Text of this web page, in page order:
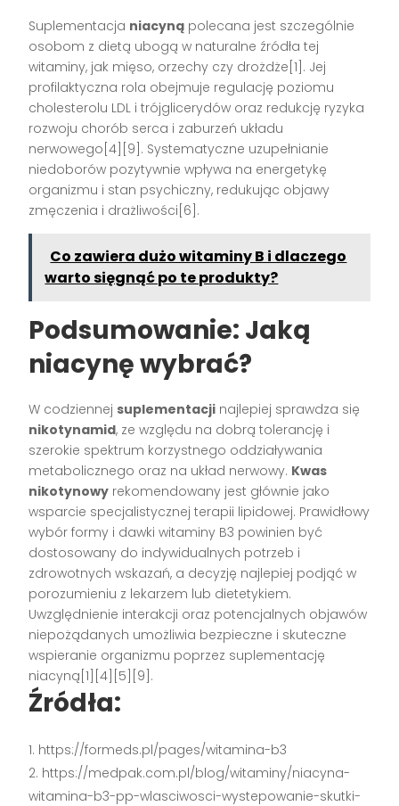
Suplementacja niacyną polecana jest szczególnie
osobom z dietą ubogą w naturalne źródła tej
witaminy, jak mięso, orzechy czy drożdże[1]. Jej
profilaktyczna rola obejmuje regulację poziomu
cholesterolu LDL i trójglicerydów oraz redukcję ryzyka
rozwoju chorób serca i zaburzeń układu
nerwowego[4][9]. Systematyczne uzupełnianie
niedoborów pozytywnie wpływa na energetykę
organizmu i stan psychiczny, redukując objawy
zmęczenia i drażliwości[6].
Co zawiera dużo witaminy B i dlaczego
warto sięgnąć po te produkty?
Podsumowanie: Jaką
niacynę wybrać?
W codziennej suplementacji najlepiej sprawdza się
nikotynamid, ze względu na dobrą tolerancję i
szerokie spektrum korzystnego oddziaływania
metabolicznego oraz na układ nerwowy. Kwas
nikotynowy rekomendowany jest głównie jako
wsparcie specjalistycznej terapii lipidowej. Prawidłowy
wybór formy i dawki witaminy B3 powinien być
dostosowany do indywidualnych potrzeb i
zdrowotnych wskazań, a decyzję najlepiej podjąć w
porozumieniu z lekarzem lub dietetykiem.
Uwzględnienie interakcji oraz potencjalnych objawów
niepożądanych umożliwia bezpieczne i skuteczne
wspieranie organizmu poprzez suplementację
niacyną[1][4][5][9].
Źródła:
https://formeds.pl/pages/witamina-b3
https://medpak.com.pl/blog/witaminy/niacyna-
witamina-b3-pp-wlasciwosci-wystepowanie-skutki-